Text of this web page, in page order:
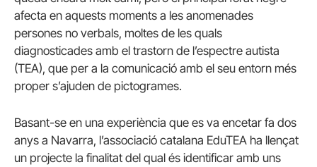
afecta en aquests moments a les anomenades
persones no verbals, moltes de les quals
diagnosticades amb el trastorn de l’espectre autista
(TEA), que per a la comunicació amb el seu entorn més
proper s’ajuden de pictogrames.
Basant-se en una experiència que es va encetar fa dos
anys a Navarra, l’associació catalana EduTEA ha llençat
un projecte la finalitat del qual és identificar amb uns